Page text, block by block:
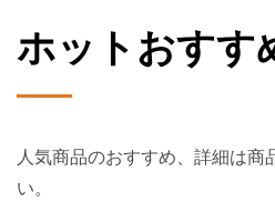
ホットおすす
人気商品のおすすめ、詳細は商
い。